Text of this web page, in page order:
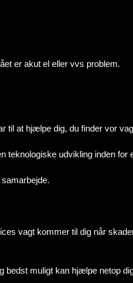
er akut el eller vvs problem.
at hjælpe dig, du finder vor
udvikling inden for
vagt kommer til dig når
bedst muligt kan hjælpe netop